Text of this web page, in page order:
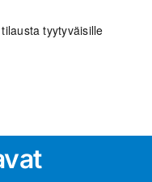
tilausta tyytyväisille